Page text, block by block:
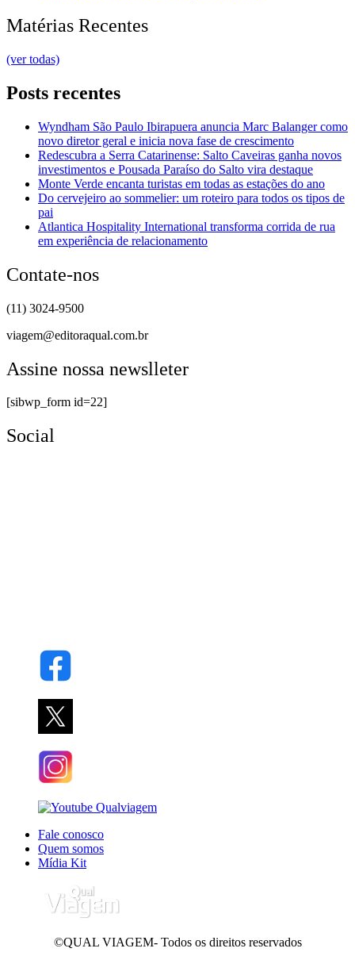
Matérias Recentes
(ver todas)
Posts recentes
Wyndham São Paulo Ibirapuera anuncia Marc Balanger como
novo diretor geral e inicia nova fase de crescimento
Redescubra a Serra Catarinense: Salto Caveiras ganha novos
investimentos e Pousada Paraíso do Salto vira destaque
Monte Verde encanta turistas em todas as estações do ano
Do cervejeiro ao sommelier: um roteiro para todos os tipos de
pai
Atlantica Hospitality International transforma corrida de rua
em experiência de relacionamento
Contate-nos
(11) 3024-9500
viagem@editoraqual.com.br
Assine nossa newslleter
[sibwp_form id=22]
Social
Fale conosco
Quem somos
Mídia Kit
©QUAL VIAGEM- Todos os direitos reservados